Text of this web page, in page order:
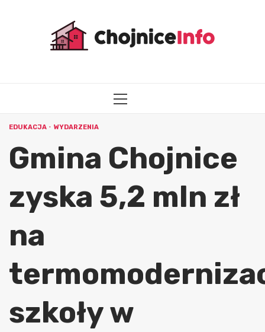
MENU
EDUKACJA WYDARZENIA
Gmina Chojnice
zyska 5,2 mln zł
na
szkoły w